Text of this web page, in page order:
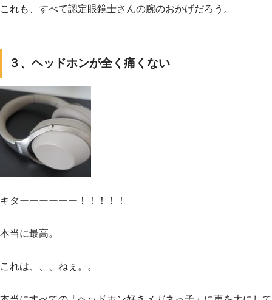
これも、すべて認定眼鏡士さんの腕のおかげだろう。
３、ヘッドホンが全く痛くない
キターーーーーー！！！！！
本当に最高。
これは、、、ねぇ。。